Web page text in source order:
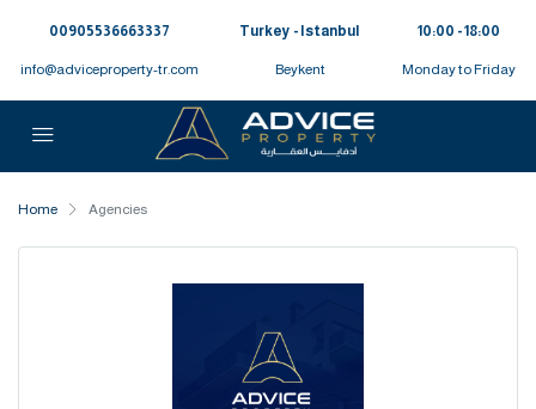
00905536663337⁩
info@adviceproperty-tr.com
Turkey - Istanbul
Beykent
10:00 - 18:00
Monday to Friday
Home Agencies